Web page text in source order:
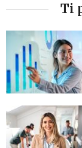
Ti